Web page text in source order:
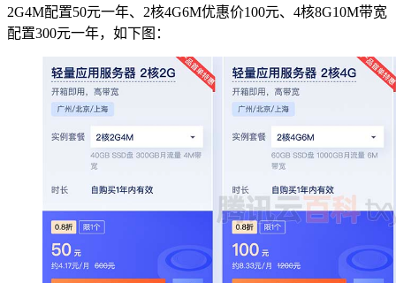
2G4M配置50元一年、2核4G6M优惠价100元、4核8G10M带宽
配置300元一年，如下图：